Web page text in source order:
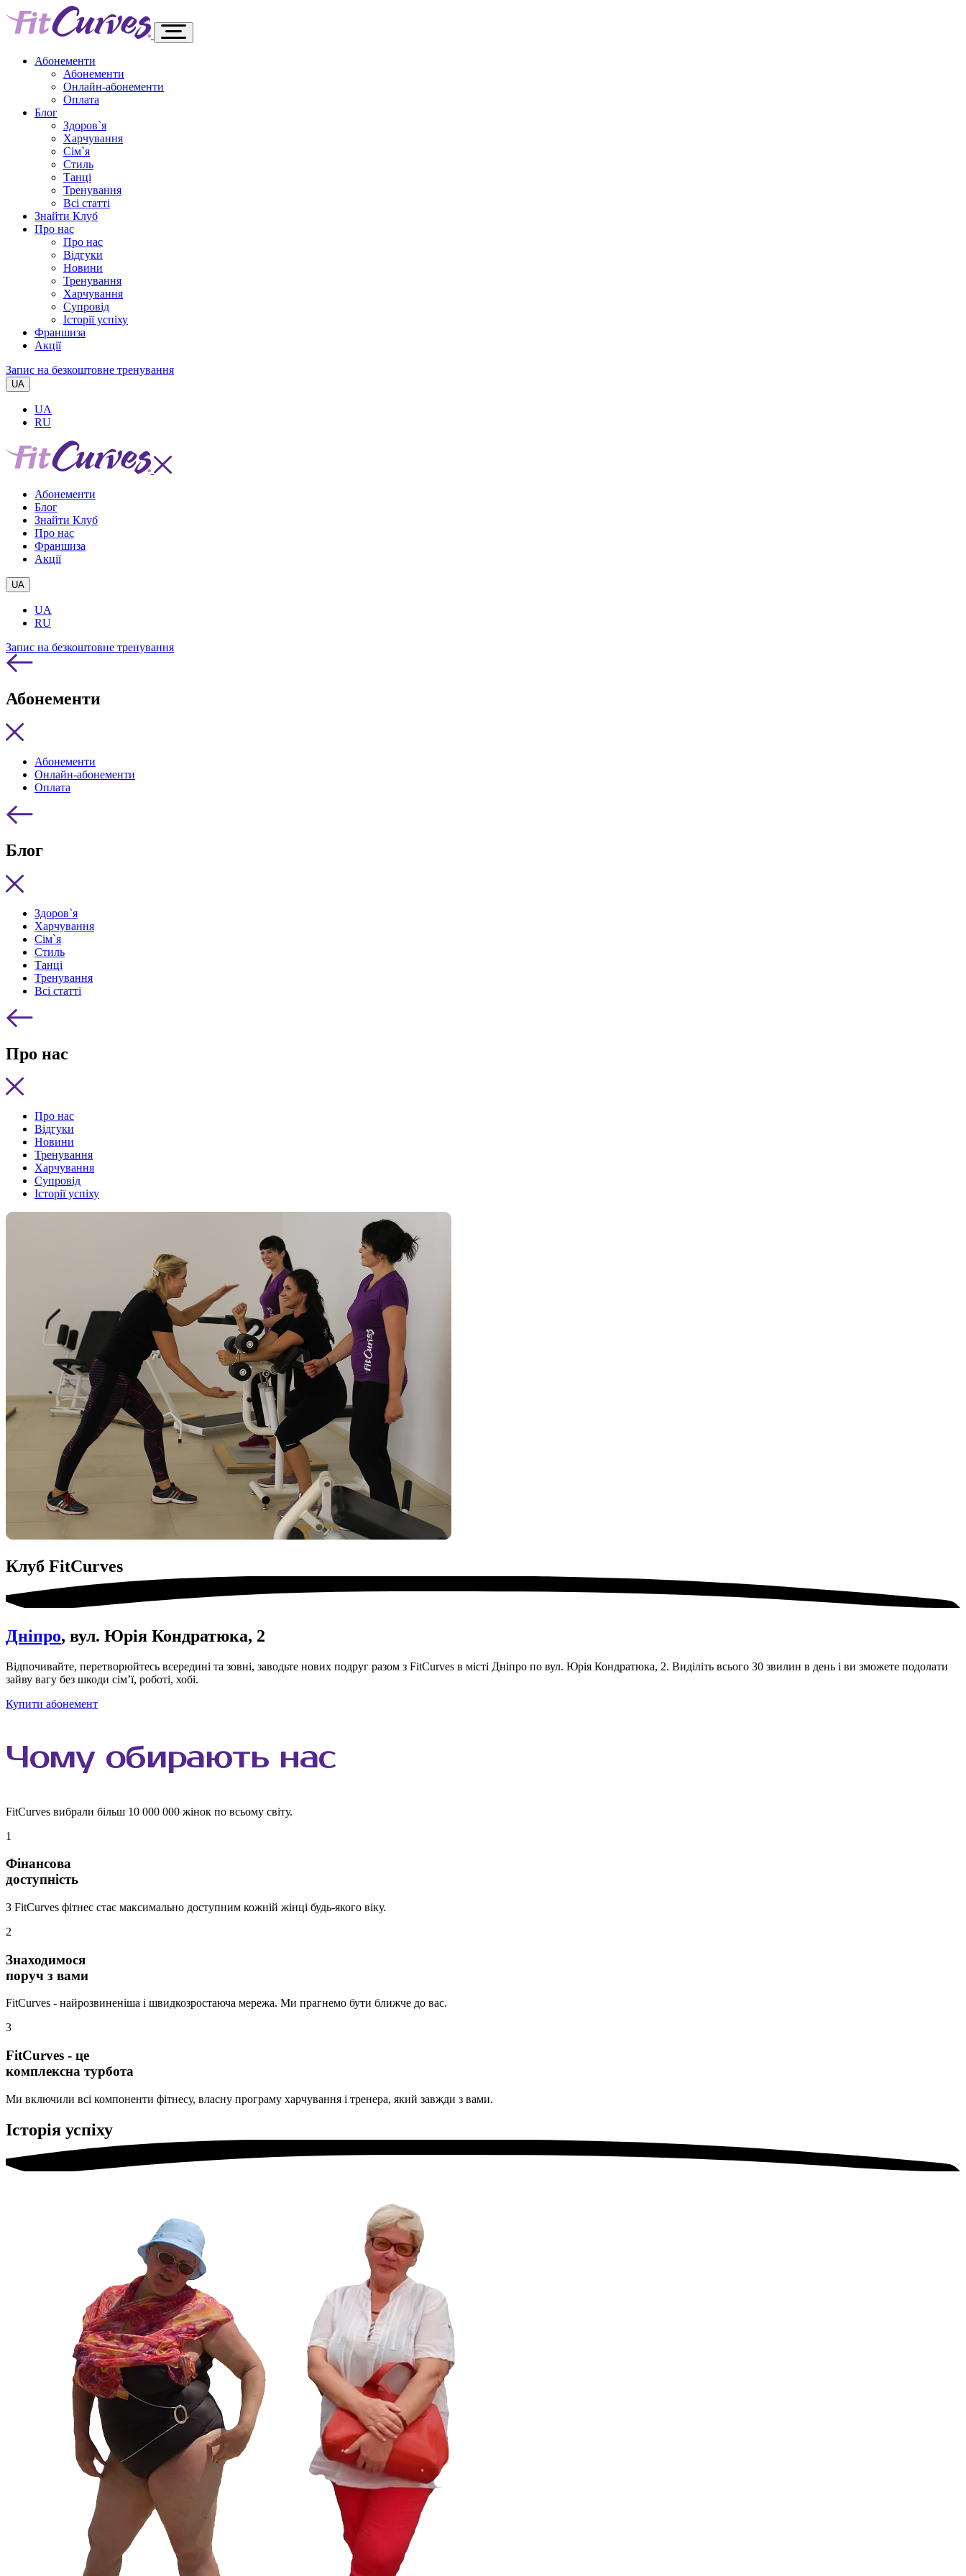
Абонементи
Абонементи
Онлайн-абонементи
Оплата
Блог
Здоров`я
Харчування
Сім`я
Стиль
Танці
Тренування
Всі статті
Знайти Клуб
Про нас
Про нас
Відгуки
Новини
Тренування
Харчування
Супровід
Історії успіху
Франшиза
Акції
Запис на безкоштовне тренування
UA
UA
RU
Абонементи
Блог
Знайти Клуб
Про нас
Франшиза
Акції
UA
UA
RU
Запис на безкоштовне тренування
Абонементи
Абонементи
Онлайн-абонементи
Оплата
Блог
Здоров`я
Харчування
Сім`я
Стиль
Танці
Тренування
Всі статті
Про нас
Про нас
Відгуки
Новини
Тренування
Харчування
Супровід
Історії успіху
Клуб FitСurves
Дніпро, вул. Юрія Кондратюка, 2
Відпочивайте, перетворюйтесь всередині та зовні, заводьте нових подруг разом з FitCurves в місті Дніпро по вул. Юрія Кондратюка, 2. Виділіть всього 30 звилин в день і ви зможете подолати
зайву вагу без шкоди сім’ї, роботі, хобі.
Купити абонемент
Чому обирають нас
FitCurves вибрали більш 10 000 000 жінок по всьому світу.
1
Фінансова
доступність
З FitCurves фітнес стає максимально доступним кожній жінці будь-якого віку.
2
Знаходимося
поруч з вами
FitCurves - найрозвиненіша і швидкозростаюча мережа. Ми прагнемо бути ближче до вас.
3
FitCurves - це
комплексна турбота
Ми включили всі компоненти фітнесу, власну програму харчування і тренера, який завжди з вами.
Історія успіху